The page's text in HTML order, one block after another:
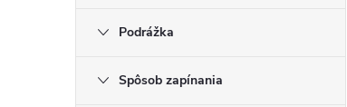
Podrážka
Spôsob zapínania